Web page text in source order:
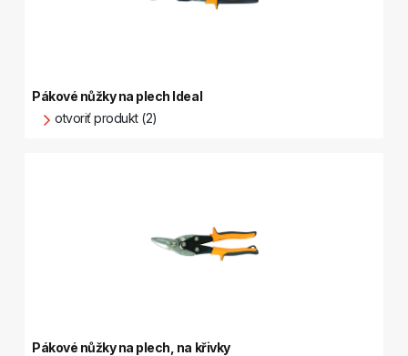
Pákové nůžky na plech Ideal
otvoriť produkt (2)
Pákové nůžky na plech, na křivky